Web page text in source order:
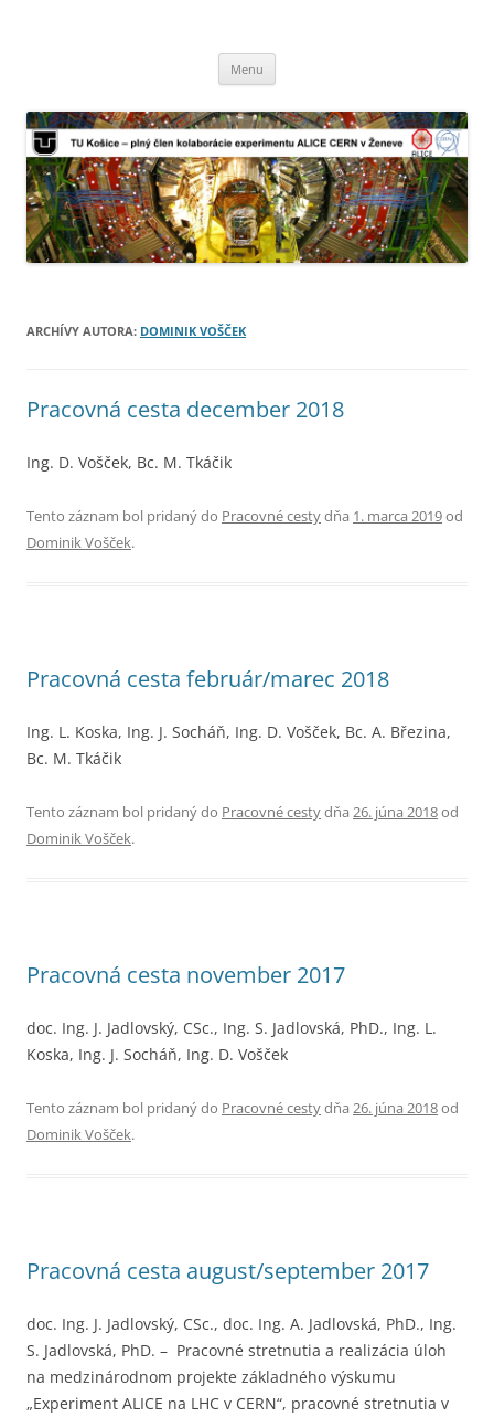
experimentu ALICE CERN v Ženeve
Menu
ARCHÍVY AUTORA: DOMINIK VOŠČEK
Pracovná cesta december 2018
Ing. D. Vošček, Bc. M. Tkáčik
Tento záznam bol pridaný do Pracovné cestydňa 1. marca 2019od
Dominik Vošček.
Pracovná cesta február/marec 2018
Ing. L. Koska, Ing. J. Socháň, Ing. D. Vošček, Bc. A. Březina,
Bc. M. Tkáčik
Tento záznam bol pridaný do Pracovné cestydňa 26. júna 2018od
Dominik Vošček.
Pracovná cesta november 2017
doc. Ing. J. Jadlovský, CSc., Ing. S. Jadlovská, PhD., Ing. L.
Koska, Ing. J. Socháň, Ing. D. Vošček
Tento záznam bol pridaný do Pracovné cestydňa 26. júna 2018od
Dominik Vošček.
Pracovná cesta august/september 2017
doc. Ing. J. Jadlovský, CSc., doc. Ing. A. Jadlovská, PhD., Ing.
S. Jadlovská, PhD. – Pracovné stretnutia a realizácia úloh
na medzinárodnom projekte základného výskumu
„Experiment ALICE na LHC v CERN“, pracovné stretnutia v